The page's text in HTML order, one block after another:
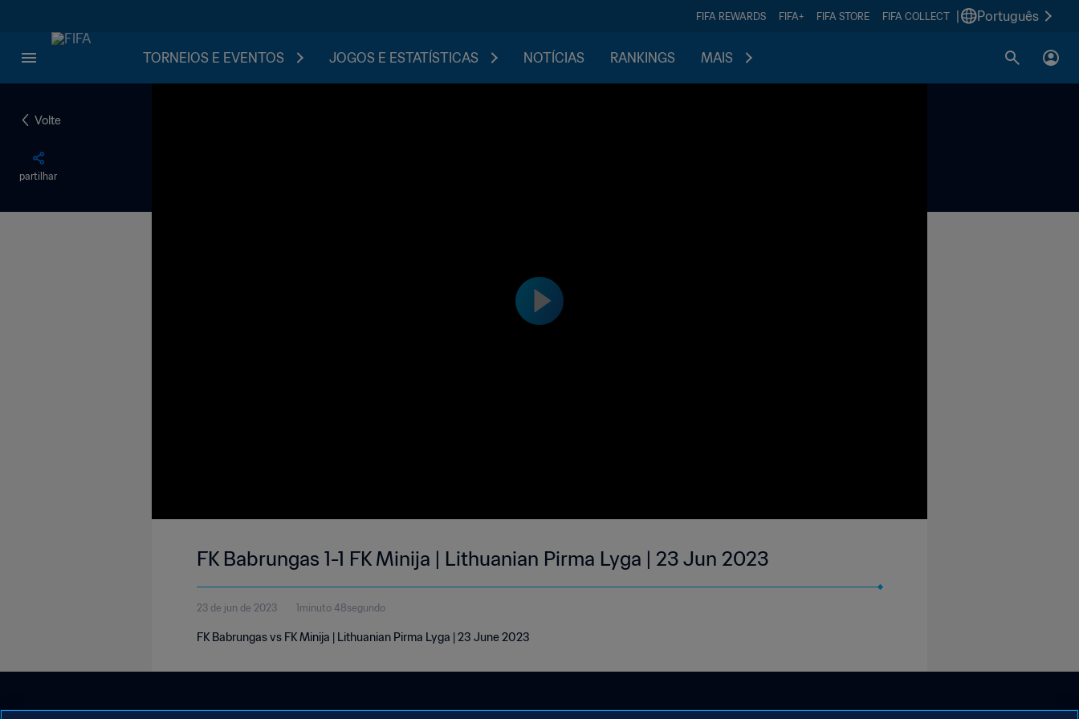
FIFA REWARDS FIFA+ FIFA STORE FIFA COLLECT Português
TORNEIOS E EVENTOS JOGOS E ESTATÍSTICAS NOTÍCIAS RANKINGS MAIS
Volte
partilhar
FK Babrungas 1-1 FK Minija | Lithuanian Pirma Lyga | 23 Jun 2023
23 de jun de 2023 1minuto 48segundo
FK Babrungas vs FK Minija | Lithuanian Pirma Lyga | 23 June 2023